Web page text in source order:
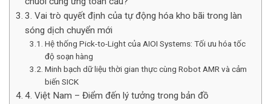
3. Vai trò quyết định của tự động hóa kho bãi trong làn
sóng dịch chuyển mới
Hệ thống Pick-to-Light của AIOI Systems: Tối ưu hóa tốc
độ soạn hàng
Minh bạch dữ liệu thời gian thực cùng Robot AMR và cảm
biến SICK
4. Việt Nam – Điểm đến lý tưởng trong bản đồ